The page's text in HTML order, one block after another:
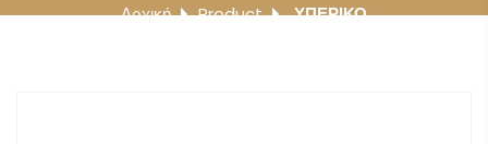
Αρχική Product ΥΠΕΡΙΚΟ